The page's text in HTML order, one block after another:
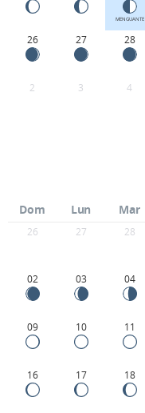
MENGUANTE
26 27 28
2 3 4
Dom Lun Mar
26 27 28
02 03 04
09 10 11
16 17 18